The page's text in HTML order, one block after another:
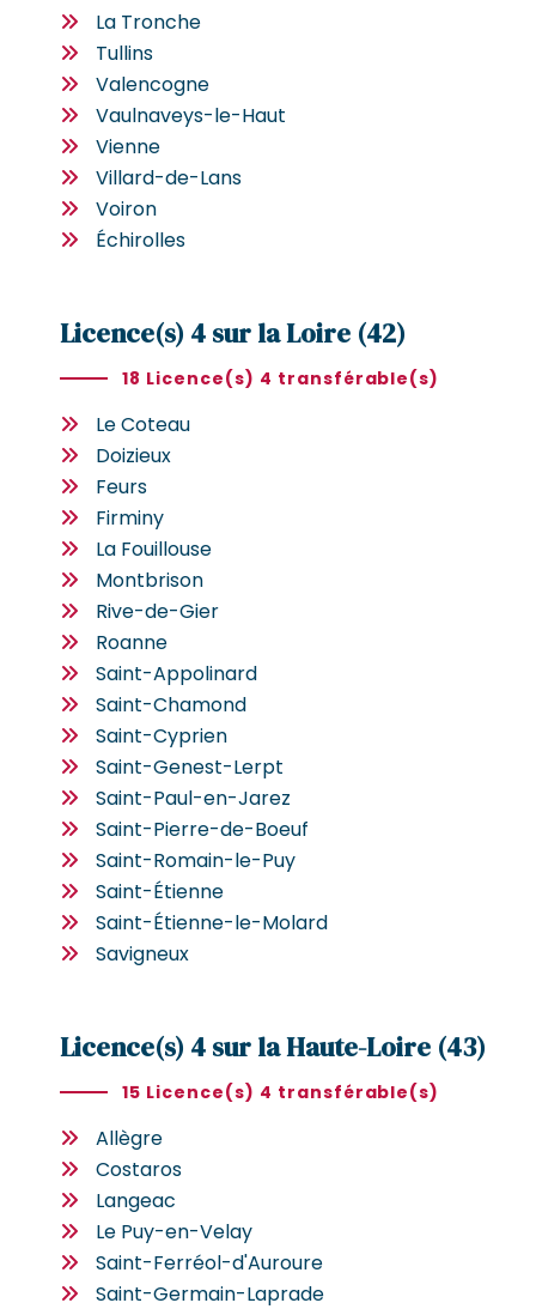
La Tronche
Tullins
Valencogne
Vaulnaveys-le-Haut
Vienne
Villard-de-Lans
Voiron
Échirolles
Licence(s) 4 sur la Loire (42)
18 Licence(s) 4 transférable(s)
Le Coteau
Doizieux
Feurs
Firminy
La Fouillouse
Montbrison
Rive-de-Gier
Roanne
Saint-Appolinard
Saint-Chamond
Saint-Cyprien
Saint-Genest-Lerpt
Saint-Paul-en-Jarez
Saint-Pierre-de-Boeuf
Saint-Romain-le-Puy
Saint-Étienne
Saint-Étienne-le-Molard
Savigneux
Licence(s) 4 sur la Haute-Loire (43)
15 Licence(s) 4 transférable(s)
Allègre
Costaros
Langeac
Le Puy-en-Velay
Saint-Ferréol-d'Auroure
Saint-Germain-Laprade